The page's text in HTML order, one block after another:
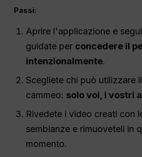
Passi:
Aprire l'applicazione e
guidate per concedere il
intenzionalmente.
Scegliete chi può utilizzare
cammeo: solo voi, i vostri
Rivedete i video creati con
sembianze e rimuoveteli in
momento.